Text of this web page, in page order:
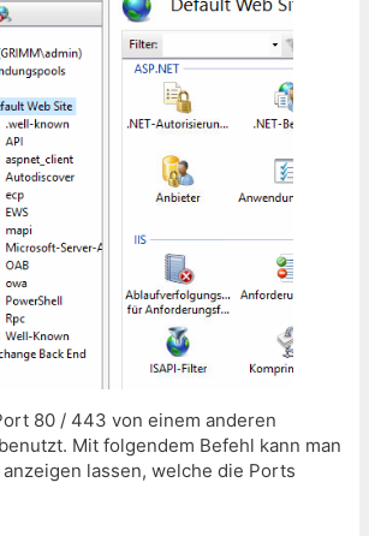
80 / 443 von einem anderen
Mit folgendem Befehl kann man
lassen, welche die Ports